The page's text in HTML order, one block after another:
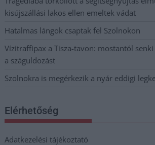
kisújszállási lakos ellen emeltek vádat
Hatalmas lángok csaptak fel Szolnokon
Vízitraffipax a Tisza-tavon: mostantól
a száguldozást
Szolnokra is megérkezik a nyár eddigi
Elérhetőség
Adatkezelési tájékoztató